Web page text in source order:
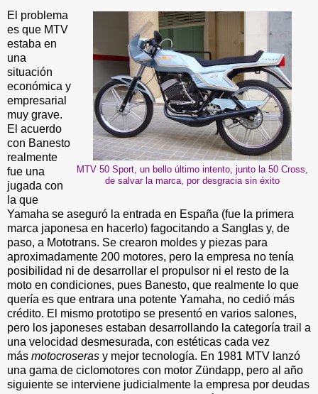
MTV 50 Sport, un bello último intento, junto la 50 Cross,
de salvar la marca, por desgracia sin éxito
El problema
es que MTV
estaba en
una
situación
económica y
empresarial
muy grave.
El acuerdo
con Banesto
realmente
fue una
jugada con
la que
Yamaha se aseguró la entrada en España (fue la primera
marca japonesa en hacerlo) fagocitando a Sanglas y, de
paso, a Mototrans. Se crearon moldes y piezas para
aproximadamente 200 motores, pero la empresa no tenía
posibilidad ni de desarrollar el propulsor ni el resto de la
moto en condiciones, pues Banesto, que realmente lo que
quería es que entrara una potente Yamaha, no cedió más
crédito. El mismo prototipo se presentó en varios salones,
pero los japoneses estaban desarrollando la categoría trail a
una velocidad desmesurada, con estéticas cada vez
más motocroseras y mejor tecnología. En 1981 MTV lanzó
una gama de ciclomotores con motor Zündapp, pero al año
siguiente se interviene judicialmente la empresa por deudas